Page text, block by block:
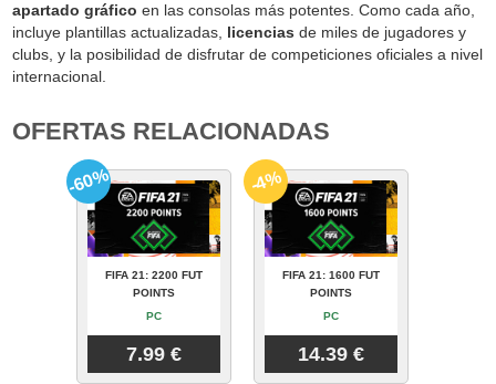
apartado gráfico en las consolas más potentes. Como cada año,
incluye plantillas actualizadas, licencias de miles de jugadores y
clubs, y la posibilidad de disfrutar de competiciones oficiales a nivel
internacional.
OFERTAS RELACIONADAS
FIFA 21: 2200 FUT
POINTS
PC
7.99 €
-60%
FIFA 21: 1600 FUT
POINTS
PC
14.39 €
-4%